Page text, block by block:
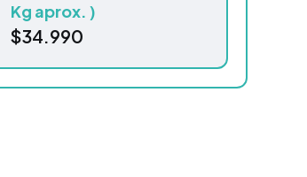
Kg aprox. )
$34.990